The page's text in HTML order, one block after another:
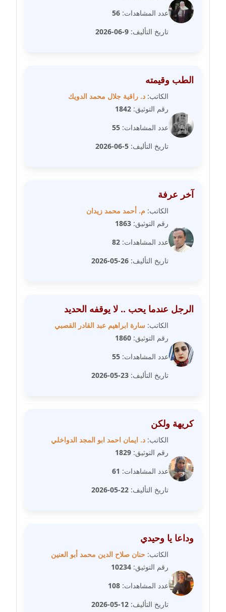
مدونة رانيا ثروت
عاملة
مدونة رحاب منيعم
عاملة
مدونة رشا السعدي
عاملة
مدونة رشا كمال
عاملة
مدونة رشا ماهر
مدونة رفعت عراقي
عاملة
مدونة رهام معلا
مدونة زينات مطاوع
عاملة
مدونة زينب ابو الفضل
مدونة سارة ابراهيم
عاملة
عاملة
عدد المشاهدات: 56
تاريخ التأليف: 9-06-2026
الطب وقيمته
الكاتب: د. راقية جلال محمد الدويك
رقم التوثيق: 1842
عدد المشاهدات: 55
تاريخ التأليف: 5-06-2026
آخر عرفة
الكاتب: م. أحمد محمد زيدان
رقم التوثيق: 1863
عدد المشاهدات: 82
تاريخ التأليف: 26-05-2026
الرجل عندما يحب .. لا يوقفه الحديد
الكاتب: سارة ابراهيم عبد القادر القصبي
رقم التوثيق: 1860
عدد المشاهدات: 55
تاريخ التأليف: 23-05-2026
كريهة ولكن
الكاتب: د. ايمان احمد ابو المجد الدواخلي
رقم التوثيق: 1829
عدد المشاهدات: 61
تاريخ التأليف: 22-05-2026
وداعا يا وحيدي
الكاتب: حنان صلاح الدين محمد أبو العنين
رقم التوثيق: 10234
عدد المشاهدات: 108
تاريخ التأليف: 12-05-2026